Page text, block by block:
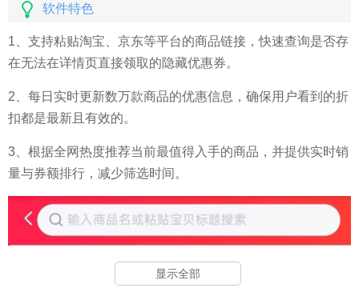
软件特色
1、支持粘贴淘宝、京东等平台的商品链接，快速查询是否存
在无法在详情页直接领取的隐藏优惠券。
2、每日实时更新数万款商品的优惠信息，确保用户看到的折
扣都是最新且有效的。
3、根据全网热度推荐当前最值得入手的商品，并提供实时销
量与券额排行，减少筛选时间。
显示全部